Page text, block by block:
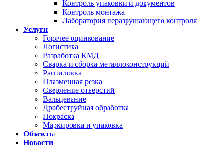
Контроль упаковки и документов
Контроль монтажа
Лаборатория неразрушающего контроля
Услуги
Горячее оцинкование
Логистика
Разработка КМД
Сварка и сборка металлоконструкций
Распиловка
Плазменная резка
Сверление отверстий
Вальцевание
Дробеструйная обработка
Покраска
Маркировка и упаковка
Объекты
Новости